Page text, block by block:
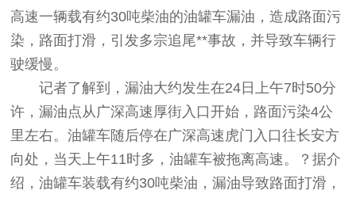
高速一辆载有约30吨柴油的油罐车漏油，造成路面污
染，路面打滑，引发多宗追尾**事故，并导致车辆行
驶缓慢。
记者了解到，漏油大约发生在24日上午7时50分
许，漏油点从广深高速厚街入口开始，路面污染4公
里左右。油罐车随后停在广深高速虎门入口往长安方
向处，当天上午11时多，油罐车被拖离高速。？据介
绍，油罐车装载有约30吨柴油，漏油导致路面打滑，